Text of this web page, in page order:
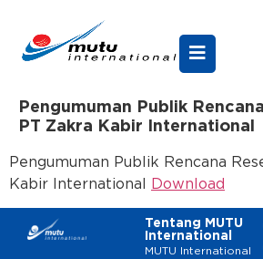
Pengumuman Publik
PT Zakra Kabir International
Pengumuman Publik Rencana
Kabir International
Download
Tentang MUTU
International
MUTU International